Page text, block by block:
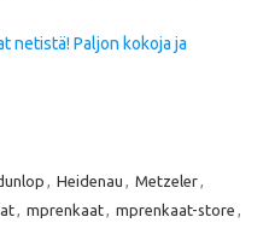
netistä! Paljon kokoja ja
Heidenau Metzeler
mprenkaat mprenkaat-store